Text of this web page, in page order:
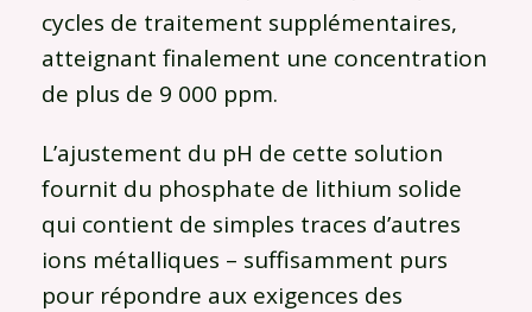
cycles de traitement supplémentaires,
atteignant finalement une concentration
de plus de 9 000 ppm.
L’ajustement du pH de cette solution
fournit du phosphate de lithium solide
qui contient de simples traces d’autres
ions métalliques – suffisamment purs
pour répondre aux exigences des